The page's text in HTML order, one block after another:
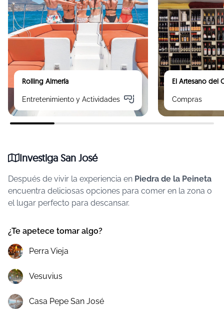
Rolling Almería
Entretenimiento y Actividades
El Artesano del
Compras
Investiga San José
Después de vivir la experiencia en Piedra de la Peineta
encuentra deliciosas opciones para comer en la zona o
el lugar perfecto para descansar.
¿Te apetece tomar algo?
Perra Vieja
Vesuvius
Casa Pepe San José